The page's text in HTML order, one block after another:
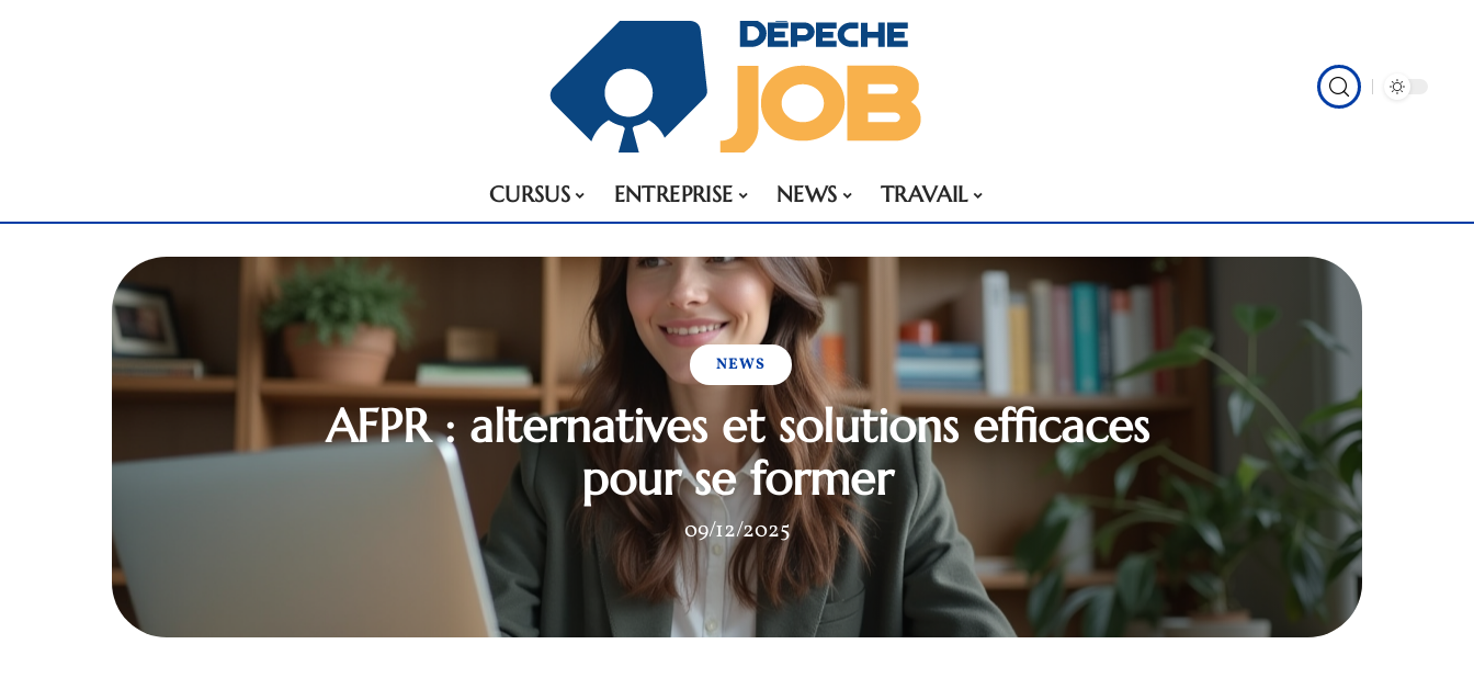
CURSUS ENTREPRISE NEWS TRAVAIL
NEWS
AFPR : alternatives et solutions efficaces
pour se former
09/12/2025